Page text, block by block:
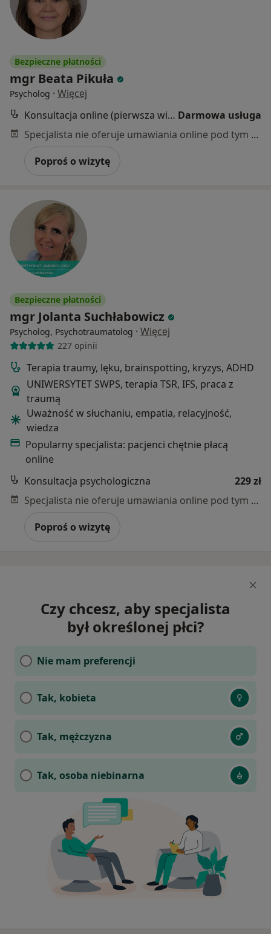
Bezpieczne płatności
mgr Beata Pikuła
Psycholog · Więcej
Konsultacja online (pierwsza wizyta) Darmowa usługa
Specjalista nie oferuje umawiania online pod tym adresem.
Poproś o wizytę
Bezpieczne płatności
mgr Jolanta Suchłabowicz
Psycholog, Psychotraumatolog · Więcej
227 opinii
Terapia traumy, lęku, brainspotting, kryzys, ADHD
UNIWERSYTET SWPS, terapia TSR, IFS, praca z
traumą
Uważność w słuchaniu, empatia, relacyjność,
wiedza
Popularny specjalista: pacjenci chętnie płacą
online
Konsultacja psychologiczna
229 zł
Specjalista nie oferuje umawiania online pod tym adresem.
Poproś o wizytę
Czy chcesz, aby specjalista
był określonej płci?
Nie mam preferencji
Tak, kobieta
Tak, mężczyzna
Tak, osoba niebinarna